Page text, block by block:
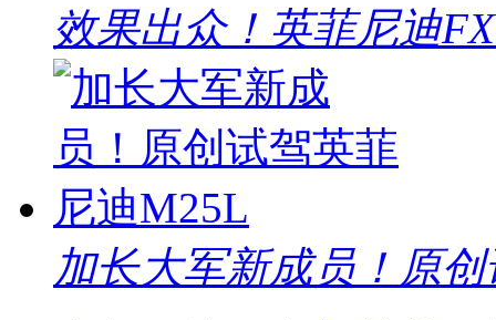
效果出众！英菲尼迪
加长大军新成员！原